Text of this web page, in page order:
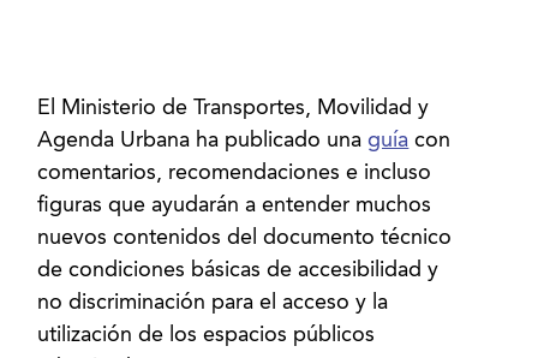
El Ministerio de Transportes, Movilidad y
Agenda Urbana ha publicado unaguía con
comentarios, recomendaciones e incluso
figuras que ayudarán a entender muchos
nuevos contenidos del documento técnico
de condiciones básicas de accesibilidad y
no discriminación para el acceso y la
utilización de los espacios públicos